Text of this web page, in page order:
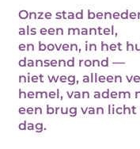
Onze stad
als een mantel,
en boven, in het
dansend rond —
niet weg, alleen
hemel, van adem
een brug van
dag.